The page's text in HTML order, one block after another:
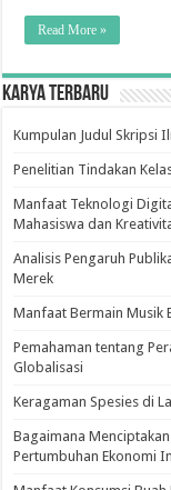
Read More »
Karya Terbaru
Kumpulan Judul Skripsi
Penelitian Tindakan
Manfaat Teknologi
Mahasiswa dan
Analisis Pengaruh
Merek
Manfaat Bermain Musik
Pemahaman tentang
Globalisasi
Keragaman Spesies di
Bagaimana
Pertumbuhan Ekonomi